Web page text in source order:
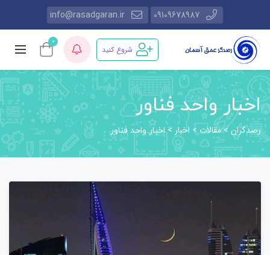
09109678987
info@rasadgaran.ir
شروع کنید
0
اخبار واحد فناور
رصدگران>مقالات> اخبار >اخبار واحد فناور